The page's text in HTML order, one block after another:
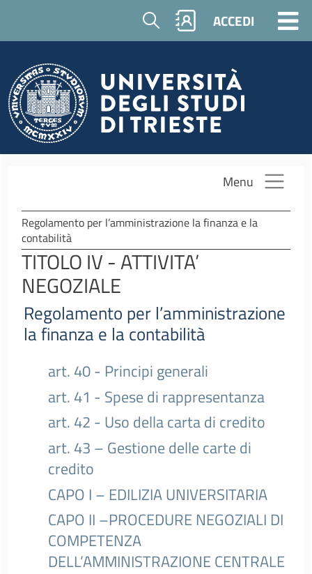
Salta al contenuto principale
Cerca ACCEDI
Menu
Regolamento per l’amministrazione la finanza e la
contabilità
TITOLO IV - ATTIVITA’
NEGOZIALE
Regolamento per l’amministrazione
la finanza e la contabilità
art. 40 - Principi generali
art. 41 - Spese di rappresentanza
art. 42 - Uso della carta di credito
art. 43 – Gestione delle carte di
credito
CAPO I – EDILIZIA UNIVERSITARIA
CAPO II –PROCEDURE NEGOZIALI DI
COMPETENZA
DELL’AMMINISTRAZIONE CENTRALE